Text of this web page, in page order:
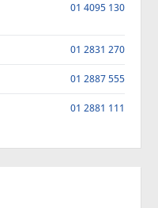
01 4095 130
01 2831 270
01 2887 555
01 2881 111